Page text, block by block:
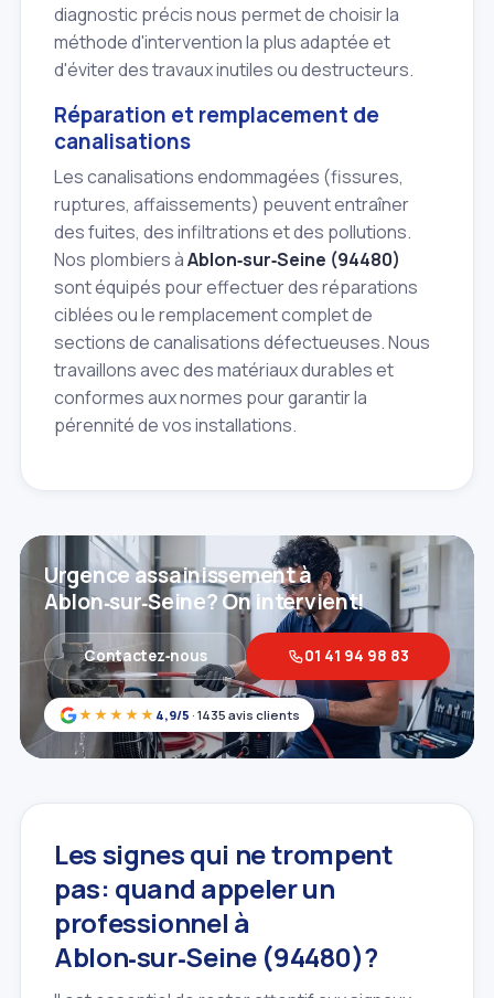
diagnostic précis nous permet de choisir la
méthode d'intervention la plus adaptée et
d'éviter des travaux inutiles ou destructeurs.
Réparation et remplacement de
canalisations
Les canalisations endommagées (fissures,
ruptures, affaissements) peuvent entraîner
des fuites, des infiltrations et des pollutions.
Nos plombiers àAblon‑sur‑Seine (94480)
sont équipés pour effectuer des réparations
ciblées ou le remplacement complet de
sections de canalisations défectueuses. Nous
travaillons avec des matériaux durables et
conformes aux normes pour garantir la
pérennité de vos installations.
★★★★★ 4,9/5 · 1435 avis clients
Urgence assainissement à
Ablon‑sur‑Seine? On intervient!
Contactez‑nous 01 41 94 98 83
Les signes qui ne trompent
pas: quand appeler un
professionnel à
Ablon‑sur‑Seine (94480)?